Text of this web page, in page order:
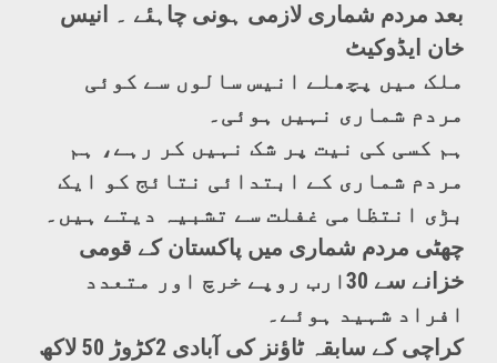
بعد مردم شماری لازمی ہونی چاہئے ۔ انیس
خان ایڈوکیٹ
ملک میں پچھلے انیس سالوں سے کوئی
مردم شماری نہیں ہوئی۔
ہم کسی کی نیت پر شک نہیں کر رہے، ہم
مردم شماری کے ابتدائی نتائج کو ایک
بڑی انتظامی غفلت سے تشبیہ دیتے ہیں۔
چھٹی مردم شماری میں پاکستان کے قومی
خزانے سے 30ارب روپے خرچ اور متعدد
افراد شہید ہوئے۔
کراچی کے سابقہ ٹاؤنز کی آبادی 2کڑوڑ 50 لاکھ